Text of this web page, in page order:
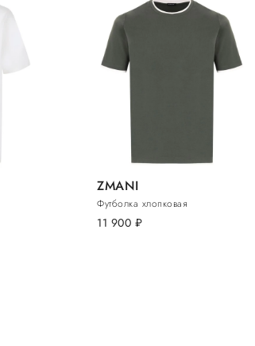
ZMANI
Футболка хлопковая
11 900 руб.